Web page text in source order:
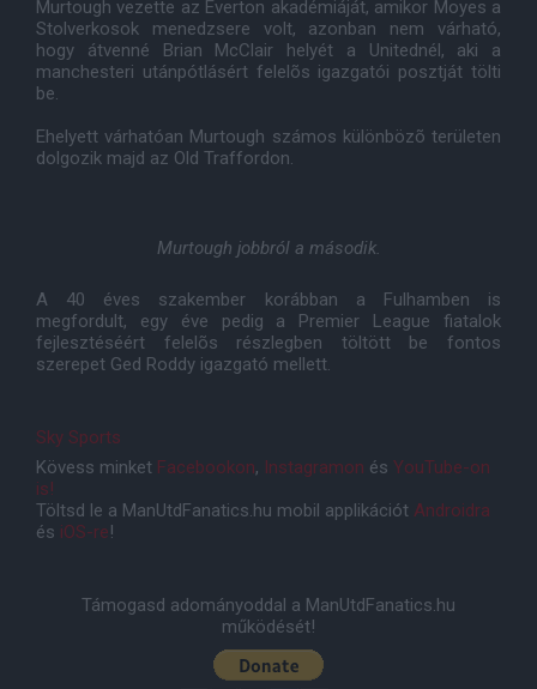
Murtough vezette az Everton akadémiáját, amikor Moyes a
Stolverkosok menedzsere volt, azonban nem várható,
hogy átvenné Brian McClair helyét a Unitednél, aki a
manchesteri utánpótlásért felelõs igazgatói posztját tölti
be.
Ehelyett várhatóan Murtough számos különbözõ területen
dolgozik majd az Old Traffordon.
Murtough jobbról a második.
A 40 éves szakember korábban a Fulhamben is
megfordult, egy éve pedig a Premier League fiatalok
fejlesztéséért felelõs részlegben töltött be fontos
szerepet Ged Roddy igazgató mellett.
Sky Sports
Kövess minket Facebookon, Instagramon és YouTube-on
is!
Töltsd le a ManUtdFanatics.hu mobil applikációt Androidra
és iOS-re!
Támogasd adományoddal a ManUtdFanatics.hu
működését!